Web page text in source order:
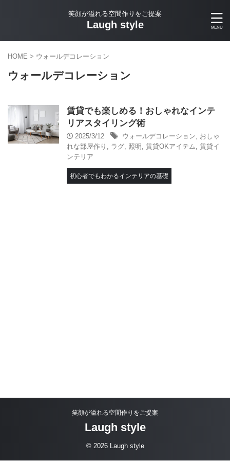
笑顔が溢れる空間作りをご提案
Laugh style
HOME > ウォールデコレーション
ウォールデコレーション
賃貸でも楽しめる！おしゃれなインテ
リアスタイリング術
2025/3/12 ウォールデコレーション, おしゃ
れな部屋作り , ラグ, 照明 , 賃貸OKアイテム, 賃貸イ
ンテリア
初心者でもわかるインテリアの基礎
笑顔が溢れる空間作りをご提案
Laugh style
© 2026 Laugh style